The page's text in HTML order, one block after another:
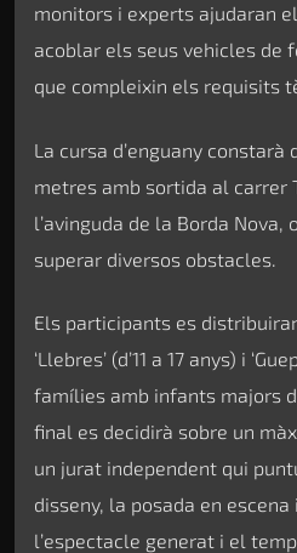
monitors i experts ajudaran
acoblar els seus vehicles de
que compleixin els requisits
La cursa d’enguany constarà
metres amb sortida al carrer
l’avinguda de la Borda
superar diversos obstacles.
Els participants es
‘Llebres’ (d’11 a 17 anys) i
famílies amb infants majors
final es decidirà sobre un
un jurat independent qui
disseny, la posada en
l’espectacle generat i el